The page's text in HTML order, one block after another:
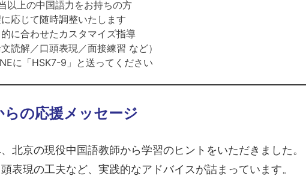
以上の中国語力をお持ちの方
に応じて随時調整いたします
的に合わせたカスタマイズ指導
読解／口頭表現／面接練習 など）
に「HSK7-9」と送ってください
の応援メッセージ
北京の現役中国語教師から学習のヒントをいただきました。
表現の工夫など、実践的なアドバイスが詰まっています。